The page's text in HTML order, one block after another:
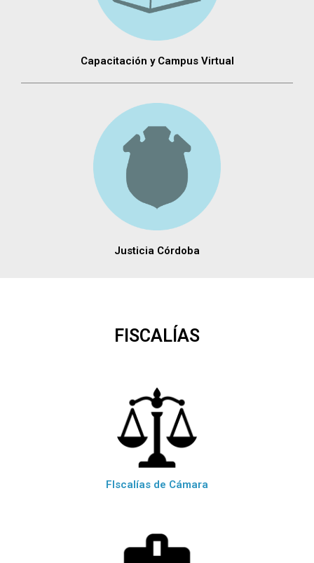
Capacitación y Campus Virtual
Justicia Córdoba
FISCALÍAS
FIscalías de Cámara